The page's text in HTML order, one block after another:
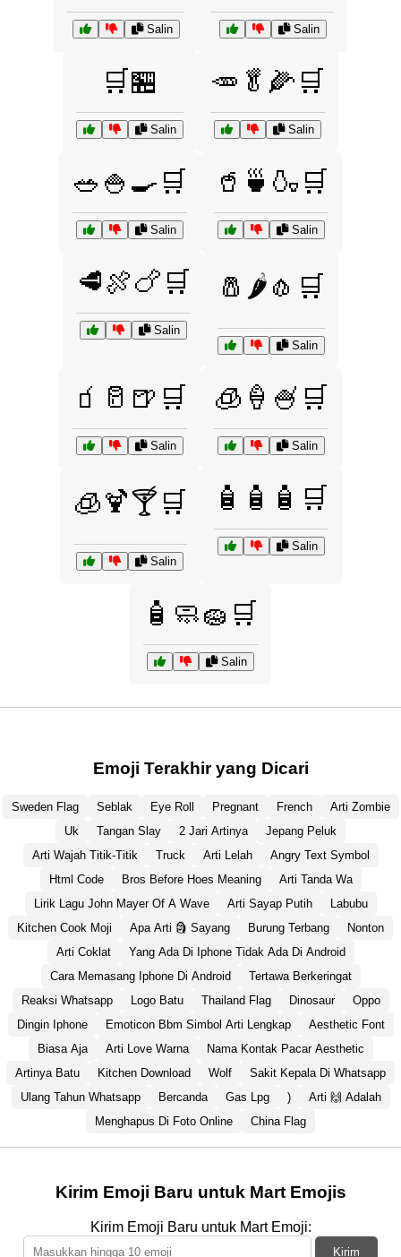
Salin Salin
🛒🏪
Salin
🥕🥬🌽🛒
Salin
🥗🍚🍳🛒
Salin
🥤🍵🍶🛒
Salin
🥩🍖🍗🛒
Salin
🧂🌶️🧄🛒
Salin
🧃🥛🍺🛒
Salin
🧊🍦🍧🛒
Salin
🧊🍹🍸🛒
Salin
🧴🧴🧴🛒
Salin
🧴🧼🧽🛒
Salin
Emoji Terakhir yang Dicari
Sweden Flag Seblak Eye Roll Pregnant French
Arti Zombie
Uk
Tangan Slay 2 Jari Artinya
Jepang Peluk
Arti Wajah Titik-Titik
Truck Arti Lelah
Angry Text Symbol
Html Code
Bros Before Hoes Meaning
Arti Tanda Wa
Lirik Lagu John Mayer Of A Wave
Arti Sayap Putih
Labubu
Kitchen Cook Moji
Apa Arti 🗿 Sayang Burung Terbang
Nonton
Arti Coklat
Yang Ada Di Iphone Tidak Ada Di Android
Cara Memasang Iphone Di Android
Tertawa Berkeringat
Reaksi Whatsapp
Logo Batu Thailand Flag Dinosaur
Oppo
Dingin Iphone
Emoticon Bbm Simbol Arti Lengkap
Aesthetic Font
Biasa Aja
Arti Love Warna
Nama Kontak Pacar Aesthetic
Artinya Batu
Kitchen Download Wolf
Sakit Kepala Di Whatsapp
Ulang Tahun Whatsapp
Bercanda Gas Lpg )
Arti 🙌 Adalah
Menghapus Di Foto Online
China Flag
Kirim Emoji Baru untuk Mart Emojis
Kirim Emoji Baru untuk Mart Emoji:
Kirim